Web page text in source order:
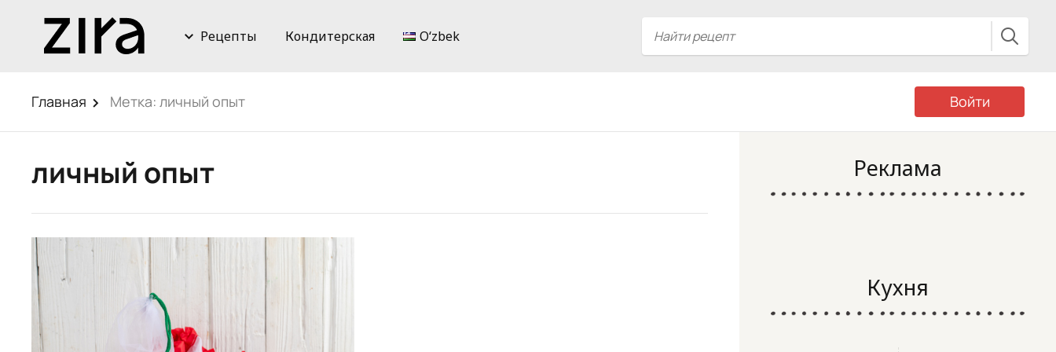
Рецепты Кондитерская Oʻzbek
Главная Метка: личный опыт Войти
личный опыт Реклама
Кухня